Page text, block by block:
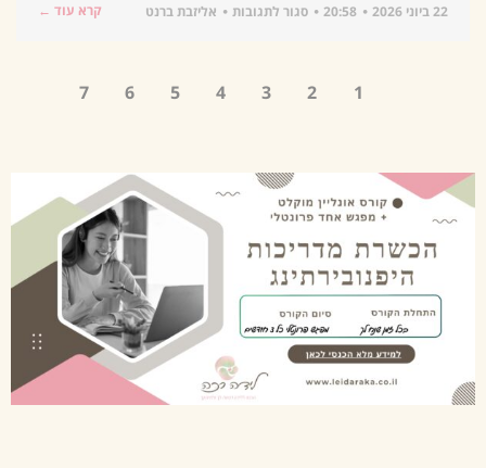
22 ביוני 2026 20:58 סגור לתגובות אליזבת ברנט קרא עוד ←
1
2
3
4
5
6
7